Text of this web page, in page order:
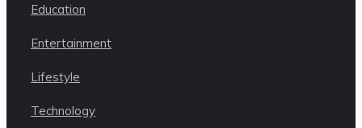
Education
Entertainment
Lifestyle
Technology